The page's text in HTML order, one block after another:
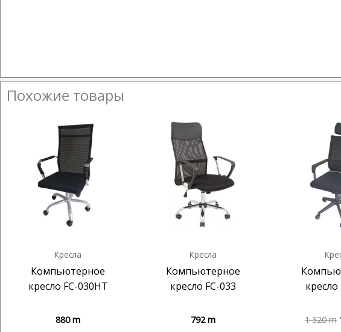
Похожие товары
Кресла
Компьютерное
кресло FC-030HT
880m
Кресла
Компьютерное
кресло FC-033
792m
кресло
1 320m